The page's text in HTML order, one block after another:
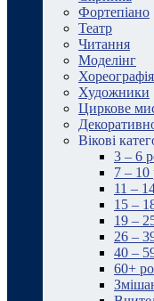
Фортепіано
Театр
Читання
Моделінг
Хореографія
Художники
Циркове
Вікові
3 – 6
7 – 10
11 –
15 –
19 –
26 –
40 –
60+